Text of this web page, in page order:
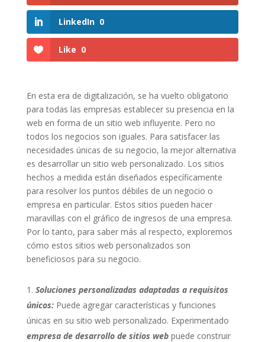
LinkedIn 0
Like 0
En esta era de digitalización, se ha vuelto obligatorio
para todas las empresas establecer su presencia en la
web en forma de un sitio web influyente. Pero no
todos los negocios son iguales. Para satisfacer las
necesidades únicas de su negocio, la mejor alternativa
es desarrollar un sitio web personalizado. Los sitios
hechos a medida están diseñados específicamente
para resolver los puntos débiles de un negocio o
empresa en particular. Estos sitios pueden hacer
maravillas con el gráfico de ingresos de una empresa.
Por lo tanto, para saber más al respecto, exploremos
cómo estos sitios web personalizados son
beneficiosos para su negocio.
Soluciones personalizadas adaptadas a requisitos
únicos: Puede agregar características y funciones
únicas en su sitio web personalizado. Experimentado
empresa de desarrollo de sitios webpuede construir